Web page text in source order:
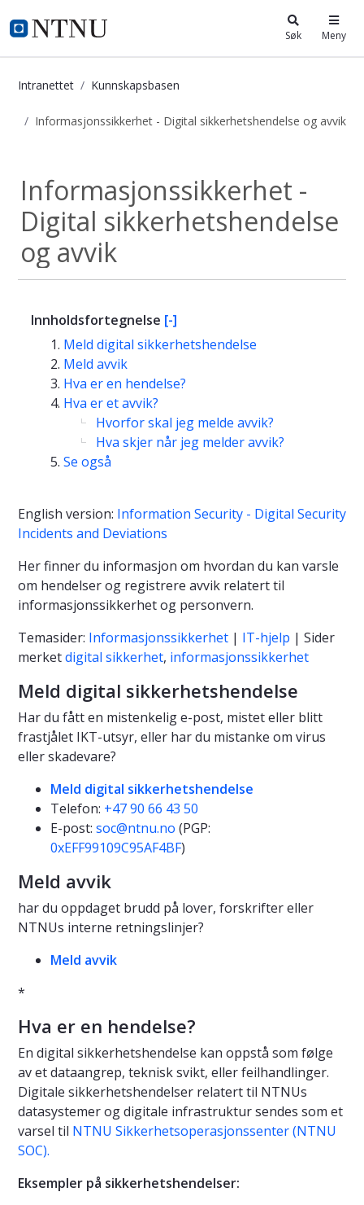
i.ntnu.no Søk Meny
Intranettet Kunnskapsbasen
Informasjonssikkerhet - Digital sikkerhetshendelse og avvik
Informasjonssikkerhet -
Digital sikkerhetshendelse
og avvik
Innholdsfortegnelse [-]
Meld digital sikkerhetshendelse
Meld avvik
Hva er en hendelse?
Hva er et avvik?
Hvorfor skal jeg melde avvik?
Hva skjer når jeg melder avvik?
Se også
English version: Information Security - Digital Security
Incidents and Deviations
Her finner du informasjon om hvordan du kan varsle
om hendelser og registrere avvik relatert til
informasjonssikkerhet og personvern.
Temasider: Informasjonssikkerhet | IT-hjelp | Sider
merketdigital sikkerhet, informasjonssikkerhet
Meld digital sikkerhetshendelse
Har du fått en mistenkelig e-post, mistet eller blitt
frastjålet IKT-utsyr, eller har du mistanke om virus
eller skadevare?
Meld digital sikkerhetshendelse
Telefon: +47 90 66 43 50
E-post: soc@ntnu.no (PGP:
0xEFF99109C95AF4BF)
Meld avvik
har du oppdaget brudd på lover, forskrifter eller
NTNUs interne retningslinjer?
Meld avvik
*
Hva er en hendelse?
En digital sikkerhetshendelse kan oppstå som følge
av et dataangrep, teknisk svikt, eller feilhandlinger.
Digitale sikkerhetshendelser relatert til NTNUs
datasystemer og digitale infrastruktur sendes som et
varsel til NTNU Sikkerhetsoperasjonssenter (NTNU
SOC).
Eksempler på sikkerhetshendelser: